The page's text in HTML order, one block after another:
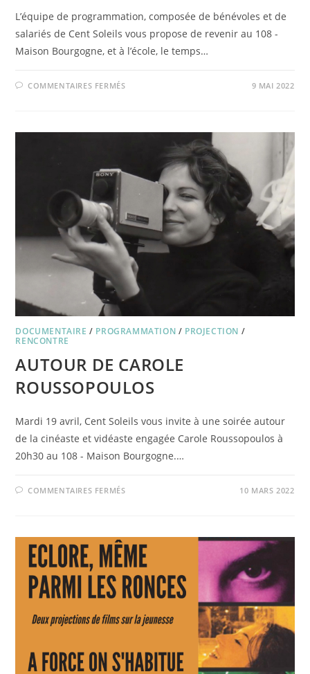
L’équipe de programmation, composée de bénévoles et de
salariés de Cent Soleils vous propose de revenir au 108 -
Maison Bourgogne, et à l’école, le temps…
COMMENTAIRES FERMÉSSUR 9 MAI 2022
DOCUMENTAIRE / PROGRAMMATION / PROJECTION /
RENCONTRE
AUTOUR DE CAROLE
ROUSSOPOULOS
Mardi 19 avril, Cent Soleils vous invite à une soirée autour
de la cinéaste et vidéaste engagée Carole Roussopoulos à
20h30 au 108 - Maison Bourgogne.…
COMMENTAIRES FERMÉSSUR 10 MARS 2022